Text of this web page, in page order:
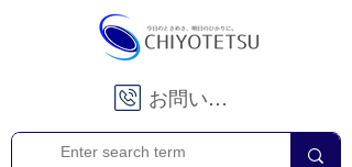
お問い合わせ